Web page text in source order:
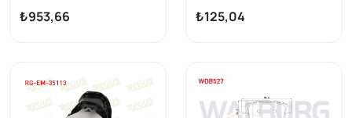
Cıtan (415) 109 CDI 2012-/
Cıtan (415) 108 CDI 2012 -
₺953,66 ₺125,04